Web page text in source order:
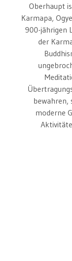
Oberhaupt
Karmapa,
900-jährigen
der
bewahren,
moderne